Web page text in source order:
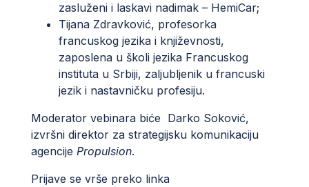
zasluženi i laskavi nadimak – HemiCar;
Tijana Zdravković, profesorka
francuskog jezika i književnosti,
zaposlena u školi jezika Francuskog
instituta u Srbiji, zaljubljenik u francuski
jezik i nastavničku profesiju.
Moderator vebinara biće Darko Soković,
izvršni direktor za strategijsku komunikaciju
agencije Propulsion.
Prijave se vrše preko linka